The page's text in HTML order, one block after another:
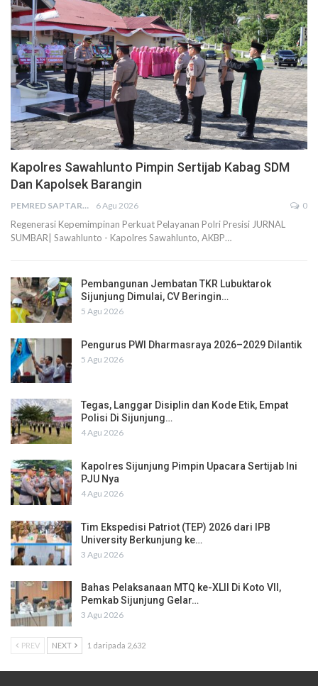
Kapolres Sawahlunto Pimpin Sertijab Kabag SDM
Dan Kapolsek Barangin
PEMRED SAPTARIUS 6 Agu 2026 0
Regenerasi Kepemimpinan Perkuat Pelayanan Polri Presisi JURNAL
SUMBAR| Sawahlunto - Kapolres Sawahlunto, AKBP…
Pembangunan Jembatan TKR Lubuktarok
Sijunjung Dimulai, CV Beringin…
5 Agu 2026
Pengurus PWI Dharmasraya 2026–2029 Dilantik
5 Agu 2026
Tegas, Langgar Disiplin dan Kode Etik, Empat
Polisi Di Sijunjung…
4 Agu 2026
Kapolres Sijunjung Pimpin Upacara Sertijab Ini
PJU Nya
4 Agu 2026
Tim Ekspedisi Patriot (TEP) 2026 dari IPB
University Berkunjung ke…
3 Agu 2026
Bahas Pelaksanaan MTQ ke-XLII Di Koto VII,
Pemkab Sijunjung Gelar…
3 Agu 2026
PREV NEXT 1 daripada 2,632